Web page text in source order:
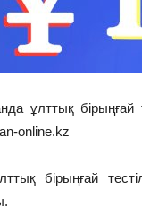
ұлттық
online.kz
бірыңғай